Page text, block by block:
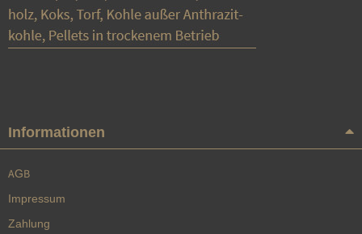
Informationen
AGB
Impressum
Zahlung